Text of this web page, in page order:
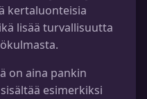
kertaluonteisia
lisää turvallisuutta
on aina pankin
esimerkiksi